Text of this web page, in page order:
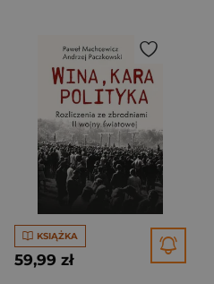
KSIĄŻKA
59,99 zł